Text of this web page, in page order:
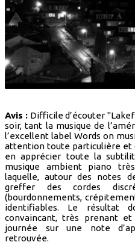
Avis : Difficile d’écouter
soir, tant la musique de
l’excellent label Words on
attention toute particulière et
en apprécier toute la
musique ambient piano
laquelle, autour des notes
greffer des cordes
(bourdonnements,
identifiables. Le résultat
convaincant, très prenant
journée sur une note
retrouvée.